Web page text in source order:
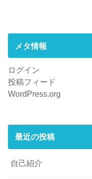
メタ情報
ログイン
投稿フィード
WordPress.org
最近の投稿
自己紹介